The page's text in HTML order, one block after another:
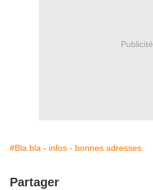
Publicité
#Bla bla - infos - bonnes adresses
Partager